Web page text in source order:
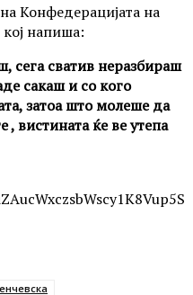
Конфедерацијата на
напиша:
сега сватив неразбираш
сакаш и со кого
затоа што молеше да
вистината ќе ве утепа